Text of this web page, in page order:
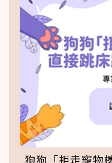
狗狗「拒走寵物